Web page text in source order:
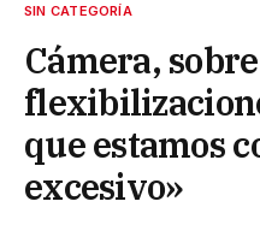
SIN CATEGORÍA
Cámera,
que estamos
excesivo»